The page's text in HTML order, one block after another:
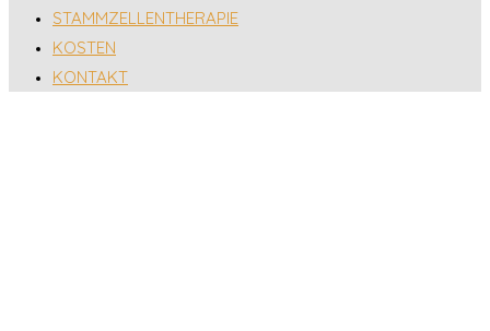
STAMMZELLENTHERAPIE
KOSTEN
KONTAKT